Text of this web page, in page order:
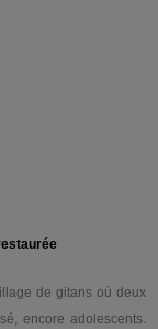
de gitans où deux
encore adolescents.